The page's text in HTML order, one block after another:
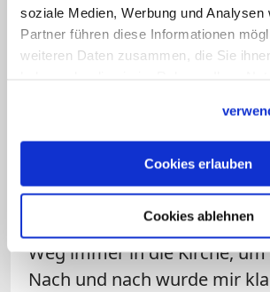
soziale Medien, Werbung und Analysen
Partner führen diese Informationen
weiteren Daten zusammen, die Sie
Cookies erlauben
Cookies ablehnen
Gott. Seinerzeit habe ich mit
Behring, einem
Spitzenkoch, zusammen
Essen bekommen. Das war
großartig. Aber es reichte
Es war meine letzte Stelle als
Damals wohnte ich neben
Bevor ich zur Arbeit ging,
Weg immer in die Kirche, um
Nach und nach wurde mir